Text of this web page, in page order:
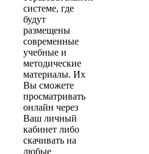
системе, где
будут
размещены
современные
учебные и
методические
материалы. Их
Вы сможете
просматривать
онлайн через
Ваш личный
кабинет либо
скачивать на
любые